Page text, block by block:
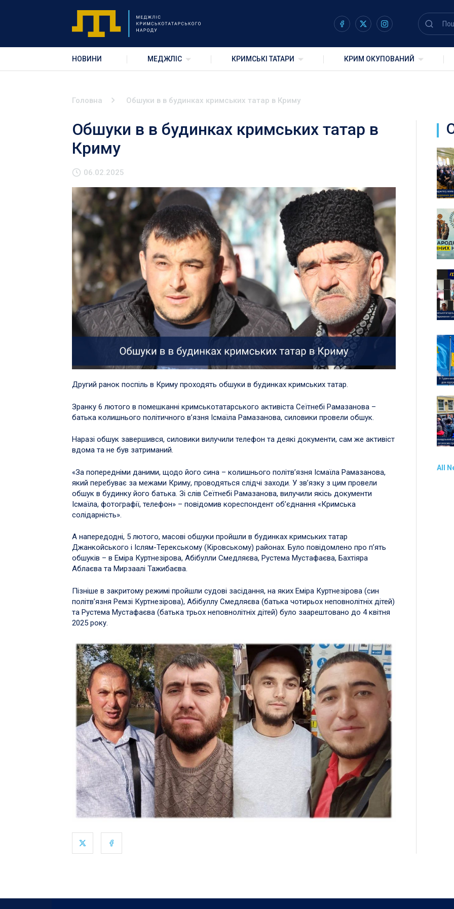
НОВИНИ МЕДЖЛІС КРИМСЬКІ ТАТАРИ КРИМ ОКУПОВАНИЙ
Головна Обшуки в в будинках кримських татар в Криму
Обшуки в в будинках кримських татар в
Криму
06.02.2025
Другий ранок поспіль в Криму проходять обшуки в будинках кримських татар.
Зранку 6 лютого в помешканні кримськотатарського активіста Сеїтнебі Рамазанова –
батька колишнього політичного вʼязня Ісмаїла Рамазанова, силовики провели обшук.
Наразі обшук завершився, силовики вилучили телефон та деякі документи, сам же активіст
вдома та не був затриманий.
«За попередніми даними, щодо його сина – колишнього політв’язня Ісмаїла Рамазанова,
який перебуває за межами Криму, проводяться слідчі заходи. У зв’язку з цим провели
обшук в будинку його батька. Зі слів Сеїтнебі Рамазанова, вилучили якісь документи
Ісмаїла, фотографії, телефон» – повідомив кореспондент об’єднання «Кримська
солідарність».
А напередодні, 5 лютого, масові обшуки пройшли в будинках кримських татар
Джанкойського і Іслям-Терекському (Кіровському) районах. Було повідомлено про п’ять
обшуків – в Еміра Куртнезірова, Абібулли Смедляєва, Рустема Мустафаєва, Бахтіяра
Аблаєва та Мирзаалі Тажибаєва.
Пізніше в закритому режимі пройшли судові засідання, на яких Еміра Куртнезірова (син
політв’язня Ремзі Куртнезірова), Абібуллу Смедляєва (батька чотирьох неповнолітніх дітей)
та Рустема Мустафаєва (батька трьох неповнолітніх дітей) було заарештовано до 4 квітня
2025 року.
All